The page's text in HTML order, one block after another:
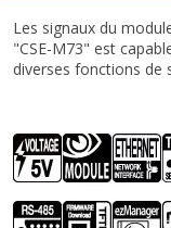
Les signaux du
"CSE-M73" est
diverses fonctions de